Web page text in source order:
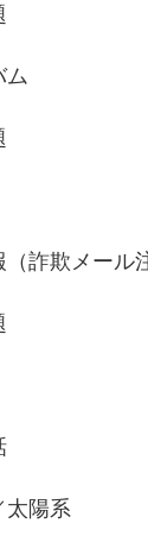
ム
詐欺メール
太陽系